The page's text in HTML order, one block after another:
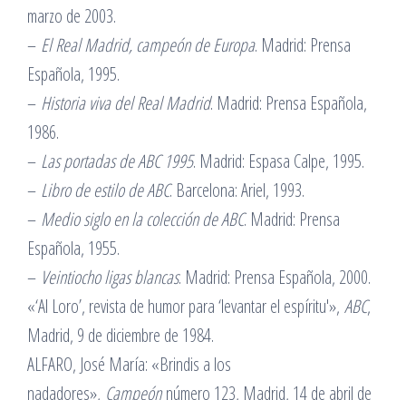
marzo de 2003.
– El Real Madrid, campeón de Europa. Madrid: Prensa
Española, 1995.
– Historia viva del Real Madrid. Madrid: Prensa Española,
1986.
– Las portadas de ABC 1995. Madrid: Espasa Calpe, 1995.
– Libro de estilo de ABC. Barcelona: Ariel, 1993.
– Medio siglo en la colección de ABC. Madrid: Prensa
Española, 1955.
– Veintiocho ligas blancas. Madrid: Prensa Española, 2000.
«‘Al Loro’, revista de humor para ‘levantar el espíritu'», ABC,
Madrid, 9 de diciembre de 1984.
ALFARO, José María: «Brindis a los
nadadores», Campeónnúmero 123, Madrid, 14 de abril de